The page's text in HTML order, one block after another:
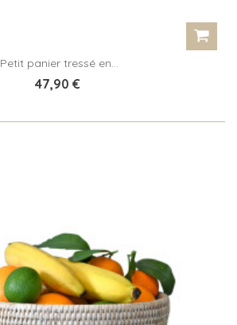
Petit panier tressé en...
47,90 €